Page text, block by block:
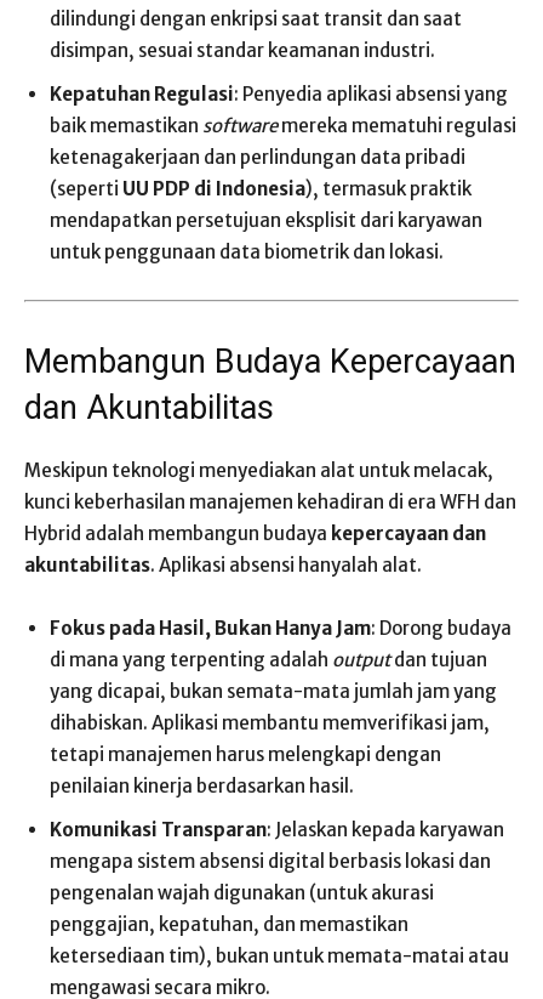
dilindungi dengan enkripsi saat transit dan saat
disimpan, sesuai standar keamanan industri.
Kepatuhan Regulasi: Penyedia aplikasi absensi yang
baik memastikan softwaremereka mematuhi regulasi
ketenagakerjaan dan perlindungan data pribadi
(seperti UU PDP di Indonesia), termasuk praktik
mendapatkan persetujuan eksplisit dari karyawan
untuk penggunaan data biometrik dan lokasi.
Membangun Budaya Kepercayaan
dan Akuntabilitas
Meskipun teknologi menyediakan alat untuk melacak,
kunci keberhasilan manajemen kehadiran di era WFH dan
Hybrid adalah membangun budaya kepercayaan dan
akuntabilitas. Aplikasi absensi hanyalah alat.
Fokus pada Hasil, Bukan Hanya Jam: Dorong budaya
di mana yang terpenting adalah outputdan tujuan
yang dicapai, bukan semata-mata jumlah jam yang
dihabiskan. Aplikasi membantu memverifikasi jam,
tetapi manajemen harus melengkapi dengan
penilaian kinerja berdasarkan hasil.
Komunikasi Transparan: Jelaskan kepada karyawan
mengapa sistem absensi digital berbasis lokasi dan
pengenalan wajah digunakan (untuk akurasi
penggajian, kepatuhan, dan memastikan
ketersediaan tim), bukan untuk memata-matai atau
mengawasi secara mikro.